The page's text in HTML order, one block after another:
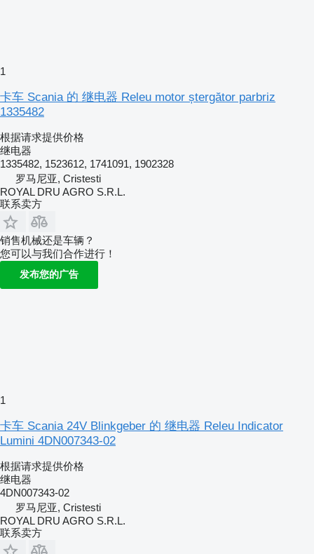
1
卡车 Scania 的 继电器 Releu motor ștergător parbriz
1335482
根据请求提供价格
继电器
1335482, 1523612, 1741091, 1902328
罗马尼亚, Cristesti
ROYAL DRU AGRO S.R.L.
联系卖方
销售机械还是车辆？
您可以与我们合作进行！
发布您的广告
1
卡车 Scania 24V Blinkgeber 的 继电器 Releu Indicator
Lumini 4DN007343-02
根据请求提供价格
继电器
4DN007343-02
罗马尼亚, Cristesti
ROYAL DRU AGRO S.R.L.
联系卖方